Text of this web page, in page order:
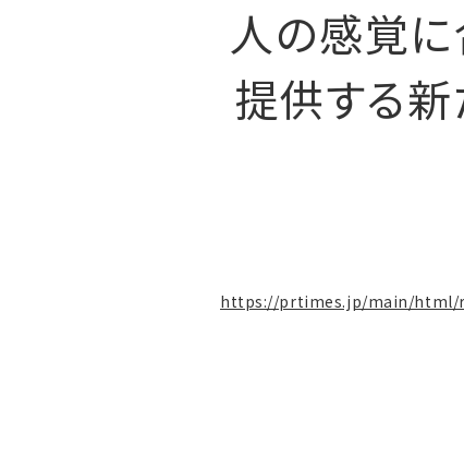
人の感覚
提供する
https://prtimes.jp/main/html/